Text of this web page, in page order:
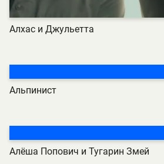
Алхас и Джульетта
Альпинист
Алёша Попович и Тугарин Змей